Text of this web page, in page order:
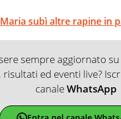
subì altre rapine in
sempre aggiornato
ed eventi live?
canaleWhatsApp